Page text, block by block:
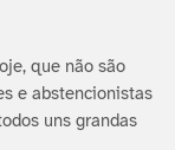
que não são
e abstencionistas
uns grandas